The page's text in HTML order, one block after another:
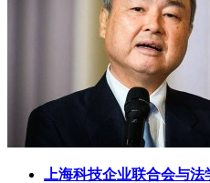
上海科技企业联合会与